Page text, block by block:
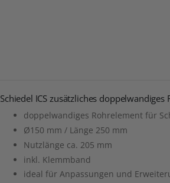
Schiedel ICS zusätzliches
doppelwandiges Rohrelement für
Ø150 mm / Länge 250 mm
Nutzlänge ca. 205 mm
inkl. Klemmband
ideal für Anpassungen und